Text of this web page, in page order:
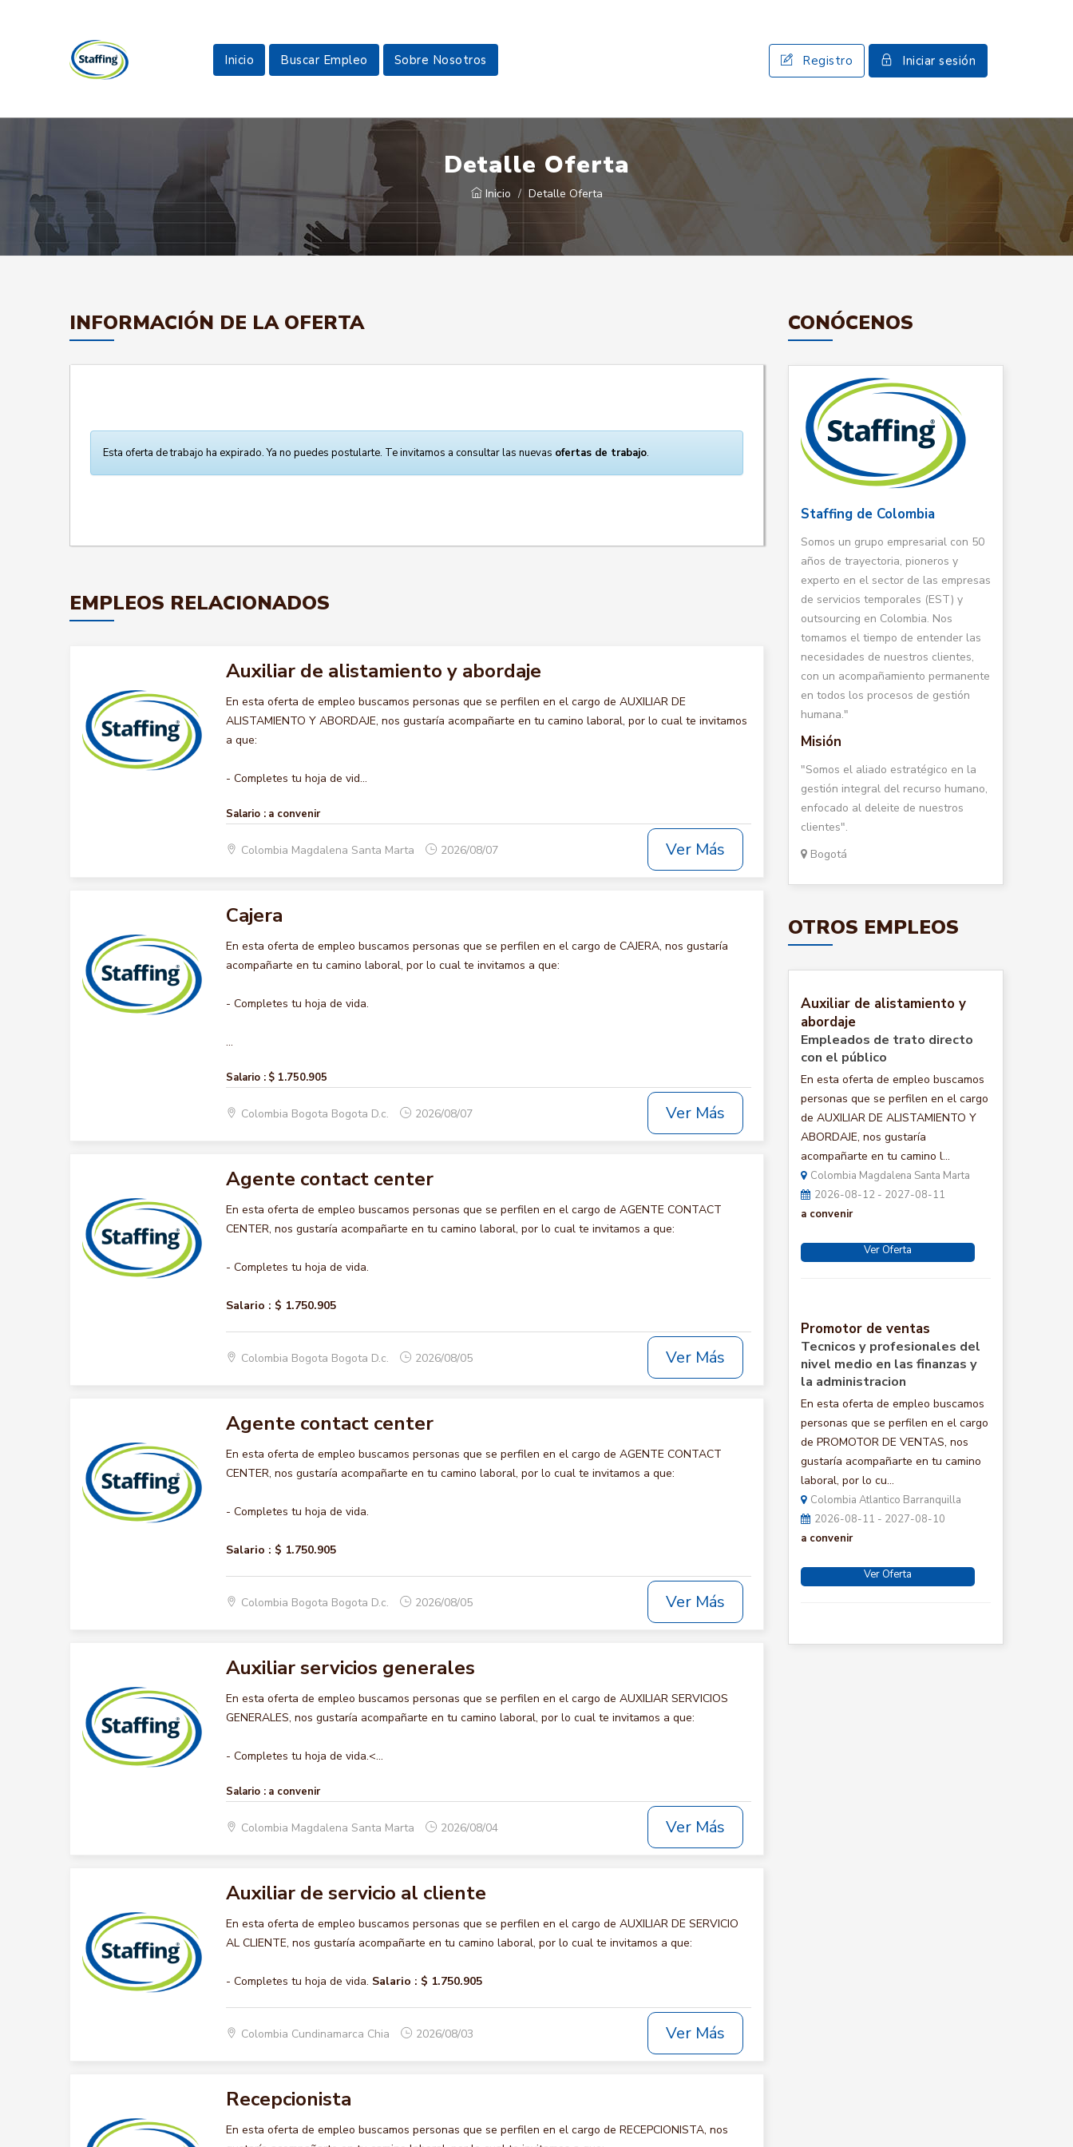
Inicio Buscar Empleo Sobre Nosotros Registro Iniciar sesión
Detalle Oferta
Inicio Detalle Oferta
INFORMACIÓN DE LA OFERTA
Esta oferta de trabajo ha expirado. Ya no puedes postularte. Te invitamos a consultar las nuevas ofertas de trabajo.
EMPLEOS RELACIONADOS
Auxiliar de alistamiento y abordaje
En esta oferta de empleo buscamos personas que se perfilen en el cargo de AUXILIAR DE
ALISTAMIENTO Y ABORDAJE, nos gustaría acompañarte en tu camino laboral, por lo cual te invitamos
a que:
- Completes tu hoja de vid...
Salario : a convenir
Colombia Magdalena Santa Marta 2026/08/07 Ver Más
Cajera
En esta oferta de empleo buscamos personas que se perfilen en el cargo de CAJERA, nos gustaría
acompañarte en tu camino laboral, por lo cual te invitamos a que:
- Completes tu hoja de vida.
...
Salario : $ 1.750.905
Colombia Bogota Bogota D.c. 2026/08/07 Ver Más
Agente contact center
En esta oferta de empleo buscamos personas que se perfilen en el cargo de AGENTE CONTACT
CENTER, nos gustaría acompañarte en tu camino laboral, por lo cual te invitamos a que:
- Completes tu hoja de vida.
Salario : $ 1.750.905
Colombia Bogota Bogota D.c. 2026/08/05 Ver Más
Agente contact center
En esta oferta de empleo buscamos personas que se perfilen en el cargo de AGENTE CONTACT
CENTER, nos gustaría acompañarte en tu camino laboral, por lo cual te invitamos a que:
- Completes tu hoja de vida.
Salario : $ 1.750.905
Colombia Bogota Bogota D.c. 2026/08/05 Ver Más
Auxiliar servicios generales
En esta oferta de empleo buscamos personas que se perfilen en el cargo de AUXILIAR SERVICIOS
GENERALES, nos gustaría acompañarte en tu camino laboral, por lo cual te invitamos a que:
- Completes tu hoja de vida.<...
Salario : a convenir
Colombia Magdalena Santa Marta 2026/08/04 Ver Más
Auxiliar de servicio al cliente
En esta oferta de empleo buscamos personas que se perfilen en el cargo de AUXILIAR DE SERVICIO
AL CLIENTE, nos gustaría acompañarte en tu camino laboral, por lo cual te invitamos a que:
- Completes tu hoja de vida. Salario : $ 1.750.905
Colombia Cundinamarca Chia 2026/08/03 Ver Más
Recepcionista
En esta oferta de empleo buscamos personas que se perfilen en el cargo de RECEPCIONISTA, nos
CONÓCENOS
Staffing de Colombia
Somos un grupo empresarial con 50
años de trayectoria, pioneros y
experto en el sector de las empresas
de servicios temporales (EST) y
outsourcing en Colombia. Nos
tomamos el tiempo de entender las
necesidades de nuestros clientes,
con un acompañamiento permanente
en todos los procesos de gestión
humana."
Misión
"Somos el aliado estratégico en la
gestión integral del recurso humano,
enfocado al deleite de nuestros
clientes".
Bogotá
OTROS EMPLEOS
Auxiliar de alistamiento y
abordaje
Empleados de trato directo
con el público
En esta oferta de empleo buscamos
personas que se perfilen en el cargo
de AUXILIAR DE ALISTAMIENTO Y
ABORDAJE, nos gustaría
acompañarte en tu camino l...
Colombia Magdalena Santa Marta
2026-08-12 - 2027-08-11
a convenir
Ver Oferta
Promotor de ventas
Tecnicos y profesionales del
nivel medio en las finanzas y
la administracion
En esta oferta de empleo buscamos
personas que se perfilen en el cargo
de PROMOTOR DE VENTAS, nos
gustaría acompañarte en tu camino
laboral, por lo cu...
Colombia Atlantico Barranquilla
2026-08-11 - 2027-08-10
a convenir
Ver Oferta